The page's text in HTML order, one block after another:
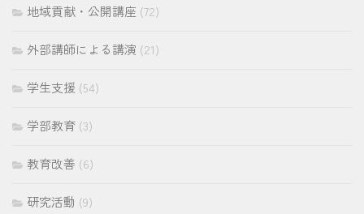
地域貢献・公開講座 (72)
外部講師による講演 (21)
学生支援 (54)
学部教育 (3)
教育改善 (6)
研究活動 (9)